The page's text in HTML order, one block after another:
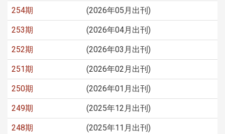
254期 (2026年05月出刊)
253期 (2026年04月出刊)
252期 (2026年03月出刊)
251期 (2026年02月出刊)
250期 (2026年01月出刊)
249期 (2025年12月出刊)
248期 (2025年11月出刊)